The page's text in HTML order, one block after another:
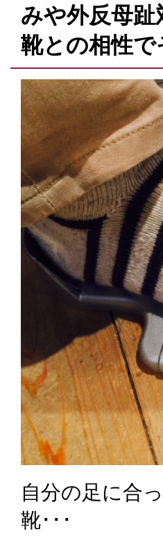
みや外反母
靴との相性
自分の足に合
靴･･･